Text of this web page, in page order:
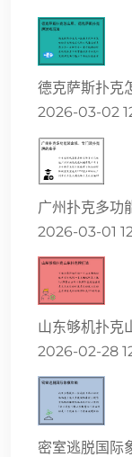
德克萨斯扑克
2026-03-02
广州扑克多功
2026-03-01
山东够机扑克
2026-02-28
密室逃脱国际